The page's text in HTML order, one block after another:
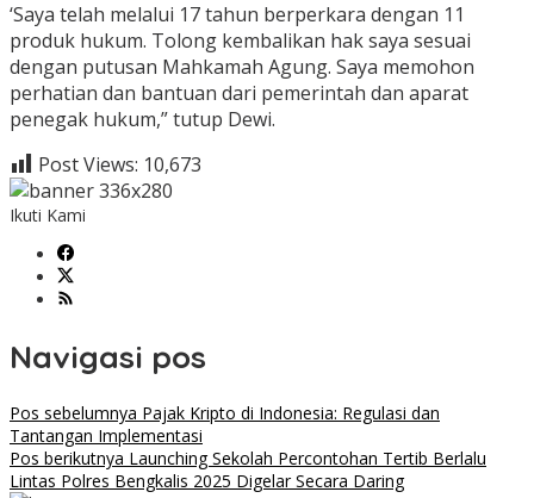
‘Saya telah melalui 17 tahun berperkara dengan 11
produk hukum. Tolong kembalikan hak saya sesuai
dengan putusan Mahkamah Agung. Saya memohon
perhatian dan bantuan dari pemerintah dan aparat
penegak hukum,” tutup Dewi.
Post Views: 10,673
Ikuti Kami
Navigasi pos
Pos sebelumnya Pajak Kripto di Indonesia: Regulasi dan
Tantangan Implementasi
Pos berikutnya Launching Sekolah Percontohan Tertib Berlalu
Lintas Polres Bengkalis 2025 Digelar Secara Daring